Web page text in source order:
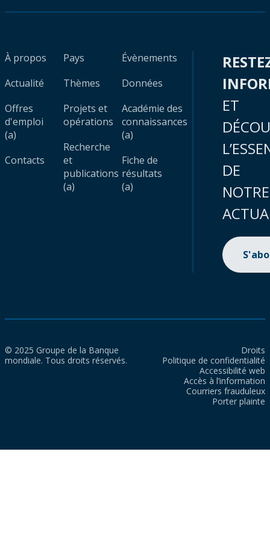
À propos
Actualité
Offres
d'emploi
(a)
Contacts
Pays
Thèmes
Projets et
opérations
Recherche
et
publications
(a)
Évènements
Données
Académie des
connaissances
(a)
Fiche de
résultats
(a)
ET
DE
NOTRE
© 2025 Groupe de la Banque
mondiale. Tous droits réservés.
Droits
Politique de confidentialité
Accessibilité web
Accès à l’information
Courriers frauduleux
Porter plainte